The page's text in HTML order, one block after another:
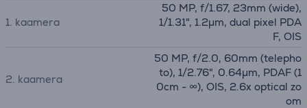
1. kaamera
50 MP, f/1.67, 23mm (wide),
1/1.31", 1.2µm, dual pixel PDA
F, OIS
2. kaamera
50 MP, f/2.0, 60mm (telepho
to), 1/2.76", 0.64µm, PDAF (1
0cm - ∞), OIS, 2.6x optical zo
om